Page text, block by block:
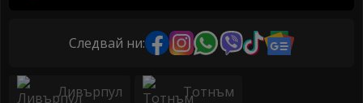
Следвай ни:
Ливърпул Тотнъм